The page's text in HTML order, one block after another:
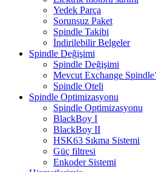
Yedek Parça
Sorunsuz Paket
Spindle Takibi
İndirilebilir Belgeler
Spindle Değişimi
Spindle Değişimi
Mevcut Exchange
Spindle Oteli
Spindle Optimizasyonu
Spindle Optimizasyonu
BlackBoy I
BlackBoy II
HSK63 Sıkma Sistemi
Güç filtresi
Enkoder Sistemi